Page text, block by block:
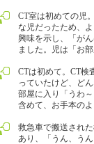
CT室は初めての児
な児だったため、
興味を示し、「が
ました。児は「お
CTは初めて。CT検
っていたけど、ど
部屋に入り「うわ
含めて、お手本の
救急車で搬送され
あり、「うん、う